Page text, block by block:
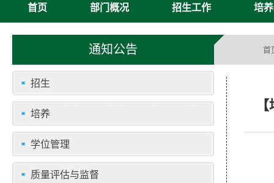
首页 部门概况 招生工作 培
通知公告 首
招生
培养
学位管理
质量评估与监督